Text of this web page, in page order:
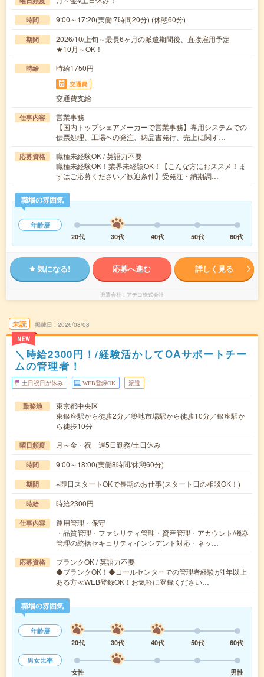
時間 9:00～17:20(実働:7時間20分) (休憩60分)
期間
2026/10/上旬～最長6ヶ月の派遣期間後、直接雇用予定
★10月～OK！
時給 時給1750円
交通費
交通費支給
仕事内容
営業事務
【国内トップシェアメーカーで営業事務】専用システムでの
伝票処理、工場への発注、納品書発行、売上に関す…
応募資格
職種未経験OK / 英語力不要
職種未経験OK！業界未経験OK！【こんな方におススメ！ま
ずはご応募ください／歓迎条件】受発注・納期調…
職場の雰囲気
年齢層
20代
30代 40代 50代 60代
気になる! 応募へ進む 詳しく見る
派遣会社 アデコ株式会社
未読
NEW
掲載日 2026/08/08
＼時給2300円！/経験活かしてOAサポートチー
ムの管理者！
土日祝日が休み WEB登録OK 派遣
勤務地
東京都中央区
東銀座駅から徒歩2分／築地市場駅から徒歩10分／銀座駅か
ら徒歩10分
曜日頻度 月～金・祝 週5日勤務/土日休み
時間 9:00～18:00(実働8時間/休憩60分)
期間 ※即日スタートOKで長期のお仕事(スタート日の相談OK！)
時給 時給2300円
仕事内容
運用管理・保守
・品質管理・ファシリティ管理・資産管理・アカウント/機器
管理の統括セキュリティインシデント対応・ネッ…
応募資格
ブランクOK / 英語力不要
◆ブランクOK！◆コールセンターでの管理者経験が1年以上
ある方≪WEB登録OK！お気軽に登録ください…
職場の雰囲気
年齢層
20代
30代 40代 50代
60代
男女比率
女性
男性